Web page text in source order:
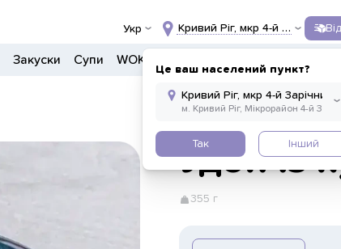
Укр Кривий Ріг, мкр 4-й Зарічний,
Це ваш населений пункт?
Так Інший
Закуски Супи WOK
Удон із
355 г